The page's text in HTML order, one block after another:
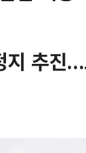
지 추진